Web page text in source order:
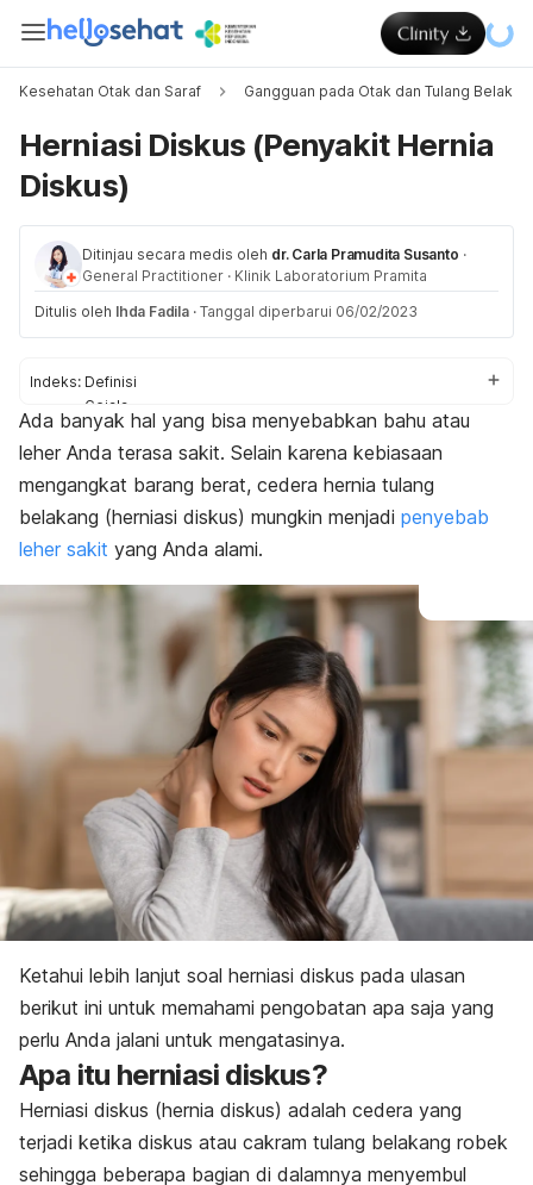
Kesehatan Otak dan Saraf Gangguan pada Otak dan Tulang
Herniasi Diskus (Penyakit Hernia
Diskus)
Ditinjau secara medis oleh dr. Carla Pramudita Susanto ·
General Practitioner · Klinik Laboratorium Pramita
Ditulis oleh Ihda Fadila · Tanggal diperbarui 06/02/2023
Indeks: Definisi
Gejala
Penyebab
Pengobatan
Latihan peregangan
Ada banyak hal yang bisa menyebabkan bahu atau
leher Anda terasa sakit. Selain karena kebiasaan
mengangkat barang berat, cedera hernia tulang
belakang (herniasi diskus) mungkin menjadi penyebab
leher sakit yang Anda alami.
Ketahui lebih lanjut soal herniasi diskus pada ulasan
berikut ini untuk memahami pengobatan apa saja yang
perlu Anda jalani untuk mengatasinya.
Apa itu herniasi diskus?
Herniasi diskus (hernia diskus) adalah cedera yang
terjadi ketika diskus atau cakram tulang belakang robek
sehingga beberapa bagian di dalamnya menyembul